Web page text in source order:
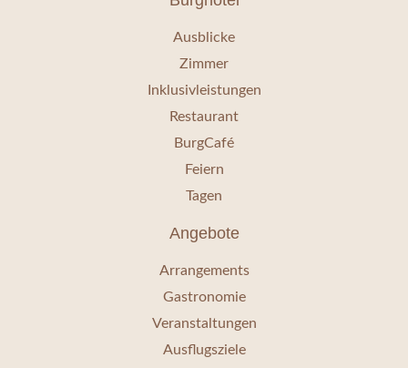
Ausblicke
Zimmer
Inklusivleistungen
Restaurant
BurgCafé
Feiern
Tagen
Angebote
Arrangements
Gastronomie
Veranstaltungen
Ausflugsziele